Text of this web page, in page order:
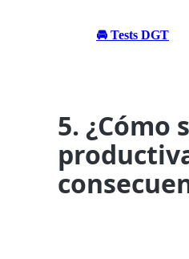
🚘 Tests DGT
5. ¿Cómo